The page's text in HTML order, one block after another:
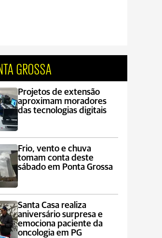
GROSSA
Projetos de extensão
aproximam moradores
das tecnologias digitais
Frio, vento e chuva
tomam conta deste
sábado em Ponta Grossa
Santa Casa realiza
aniversário surpresa e
emociona paciente da
oncologia em PG